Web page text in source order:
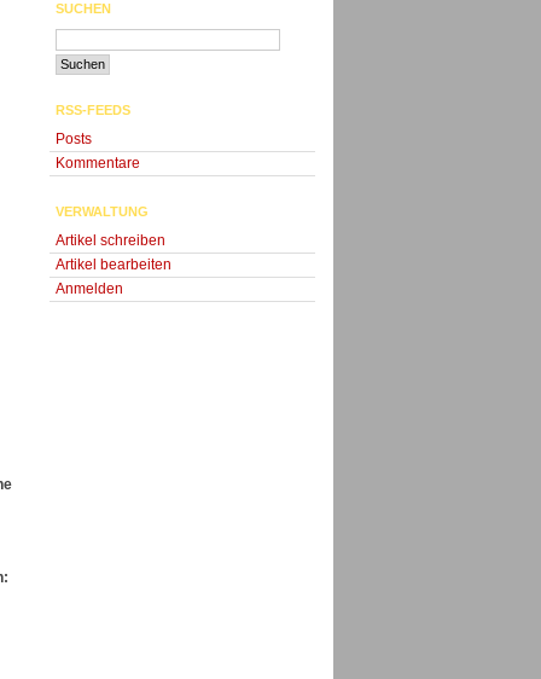
SUCHEN
RSS-FEEDS
Posts
Kommentare
VERWALTUNG
Artikel schreiben
Artikel bearbeiten
Anmelden